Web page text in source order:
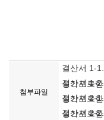
첨부파일
결산서 1-
싱가포르
결산서 1-
싱가포르
결산서 2-
싱가포르
결산서 2-